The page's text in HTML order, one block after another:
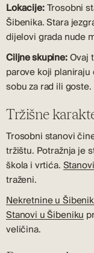
Lokacije:Trosobni
Šibenika. Stara
dijelovi grada nude
Ciljne skupine:Ovaj
parove koji
sobu za rad ili goste.
Tržišne
Trosobni stanovi
tržištu. Potražnja je
škola i vrtića.
traženi.
Nekretnine u
Stanovi u Šibeniku
veličina.